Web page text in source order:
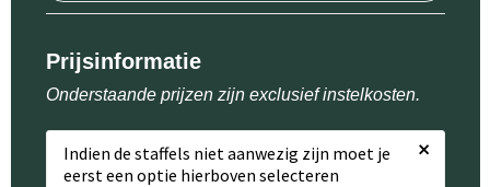
Prijsinformatie
Onderstaande prijzen zijn exclusief instelkosten.
Indien de staffels niet aanwezig zijn moet je
eerst een optie hierboven selecteren
×